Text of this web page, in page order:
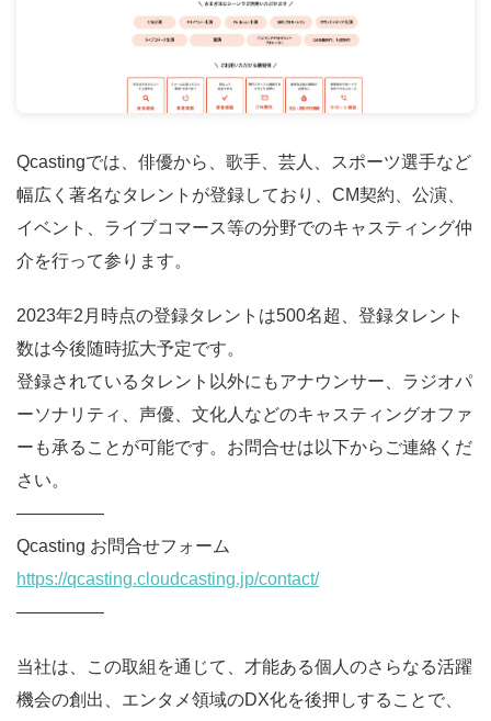
Qcastingでは、俳優から、歌手、芸人、スポーツ選手など
幅広く著名なタレントが登録しており、CM契約、公演、
イベント、ライブコマース等の分野でのキャスティング仲
介を行って参ります。
2023年2月時点の登録タレントは500名超、登録タレント
数は今後随時拡大予定です。
登録されているタレント以外にもアナウンサー、ラジオパ
ーソナリティ、声優、文化人などのキャスティングオファ
ーも承ることが可能です。お問合せは以下からご連絡くだ
さい。
—————
Qcasting お問合せフォーム
https://qcasting.cloudcasting.jp/contact/
—————
当社は、この取組を通じて、才能ある個人のさらなる活躍
機会の創出、エンタメ領域のDX化を後押しすることで、